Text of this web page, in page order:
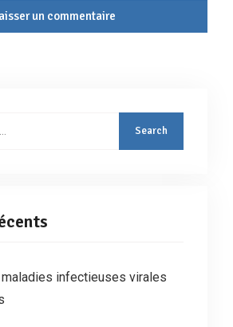
maladies infectieuses virales